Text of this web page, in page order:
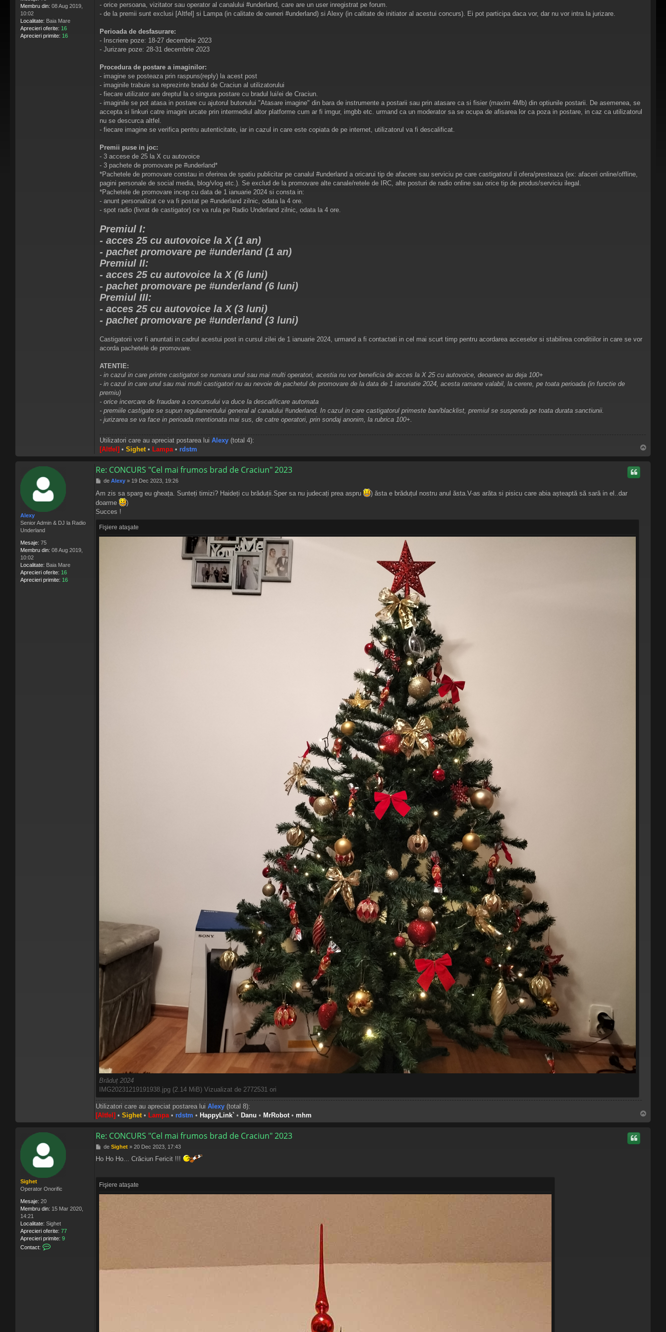
Membru din: 08 Aug 2019,
10:02
Localitate: Baia Mare
Aprecieri oferite: 16
Aprecieri primite: 16
- orice persoana, vizitator sau operator al canalului #underland, care are un user inregistrat pe forum.
- de la premii sunt exclusi [Altfel] si Lampa (in calitate de owneri #underland) si Alexy (in calitate de initiator al acestui concurs). Ei pot participa daca vor, dar nu vor intra la jurizare.
Perioada de desfasurare:
- Inscriere poze: 18-27 decembrie 2023
- Jurizare poze: 28-31 decembrie 2023
Procedura de postare a imaginilor:
- imagine se posteaza prin raspuns(reply) la acest post
- imaginile trabuie sa reprezinte bradul de Craciun al utilizatorului
- fiecare utilizator are dreptul la o singura postare cu bradul lui/ei de Craciun.
- imaginile se pot atasa in postare cu ajutorul butonului "Atasare imagine" din bara de instrumente a postarii sau prin atasare ca si fisier (maxim 4Mb) din optiunile postarii. De asemenea, se
accepta si linkuri catre imagini urcate prin intermediul altor platforme cum ar fi imgur, imgbb etc. urmand ca un moderator sa se ocupa de afisarea lor ca poza in postare, in caz ca utilizatorul
nu se descurca altfel.
- fiecare imagine se verifica pentru autenticitate, iar in cazul in care este copiata de pe internet, utilizatorul va fi descalificat.
Premii puse in joc:
- 3 accese de 25 la X cu autovoice
- 3 pachete de promovare pe #underland*
*Pachetele de promovare constau in oferirea de spatiu publicitar pe canalul #underland a oricarui tip de afacere sau serviciu pe care castigatorul il ofera/presteaza (ex: afaceri online/offline,
pagini personale de social media, blog/vlog etc.). Se exclud de la promovare alte canale/retele de IRC, alte posturi de radio online sau orice tip de produs/serviciu ilegal.
*Pachetele de promovare incep cu data de 1 ianuarie 2024 si consta in:
- anunt personalizat ce va fi postat pe #underland zilnic, odata la 4 ore.
- spot radio (livrat de castigator) ce va rula pe Radio Underland zilnic, odata la 4 ore.
Premiul I:
- acces 25 cu autovoice la X (1 an)
- pachet promovare pe #underland (1 an)
Premiul II:
- acces 25 cu autovoice la X (6 luni)
- pachet promovare pe #underland (6 luni)
Premiul III:
- acces 25 cu autovoice la X (3 luni)
- pachet promovare pe #underland (3 luni)
Castigatorii vor fi anuntati in cadrul acestui post in cursul zilei de 1 ianuarie 2024, urmand a fi contactati in cel mai scurt timp pentru acordarea acceselor si stabilirea conditiilor in care se vor
acorda pachetele de promovare.
ATENTIE:
- in cazul in care printre castigatori se numara unul sau mai multi operatori, acestia nu vor beneficia de acces la X 25 cu autovoice, deoarece au deja 100+
- in cazul in care unul sau mai multi castigatori nu au nevoie de pachetul de promovare de la data de 1 ianuriatie 2024, acesta ramane valabil, la cerere, pe toata perioada (in functie de
premiu)
- orice incercare de fraudare a concursului va duce la descalificare automata
- premiile castigate se supun regulamentului general al canalului #underland. In cazul in care castigatorul primeste ban/blacklist, premiul se suspenda pe toata durata sanctiunii.
- jurizarea se va face in perioada mentionata mai sus, de catre operatori, prin sondaj anonim, la rubrica 100+.
Utilizatori care au apreciat postarea lui Alexy (total 4):
[Altfel] • Sighet• Lampa• rdstm
u
Alexy
Senior Admin & DJ la Radio
Underland
Mesaje: 75
Membru din: 08 Aug 2019,
10:02
Localitate: Baia Mare
Aprecieri oferite: 16
Aprecieri primite: 16
Re: CONCURS "Cel mai frumos brad de Craciun" 2023
M
s
a
de Alexy» 19 Dec 2023, 19:26
Am zis sa sparg eu gheața. Sunteți timizi? Haideți cu brăduții.Sper sa nu judecați prea aspru
) ăsta e brăduțul nostru anul ăsta.V-as arăta si pisicu care abia așteaptă să sară in el..dar
doarme
)
Succes !
Fişiere ataşate
Brăduț 2024
IMG20231219191938.jpg (2.14 MiB) Vizualizat de 2772531 ori
Utilizatori care au apreciat postarea lui Alexy (total 8):
[Altfel] • Sighet• Lampa• rdstm • HappyLink` • Danu • MrRobot• mhm
u
Sighet
Operator Onorific
Mesaje: 20
Membru din: 15 Mar 2020,
14:21
Localitate: Sighet
Aprecieri oferite: 77
Aprecieri primite: 9
Contact:
Re: CONCURS "Cel mai frumos brad de Craciun" 2023
M
s
de Sighet» 20 Dec 2023, 17:43
Ho Ho Ho... Crăciun Fericit !!!
Fişiere ataşate